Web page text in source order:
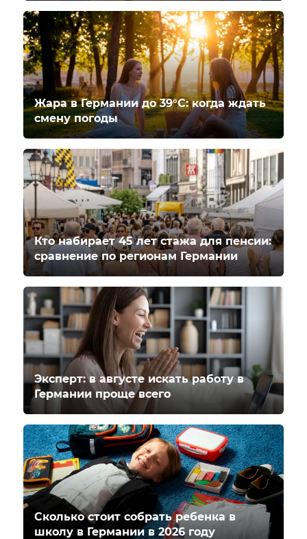
Жара в Германии до 39°C: когда ждать
смену погоды
Кто набирает 45 лет стажа для пенсии:
сравнение по регионам Германии
Эксперт: в августе искать работу в
Германии проще всего
Сколько стоит собрать ребенка в
школу в Германии в 2026 году